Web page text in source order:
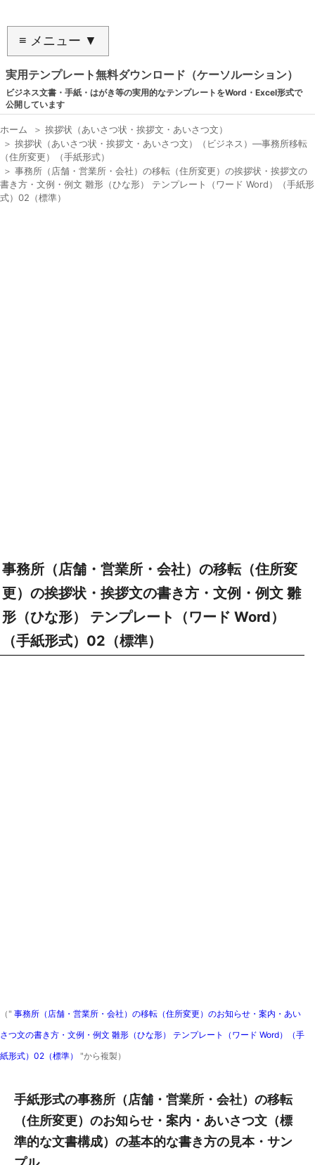
≡ メニュー ▼
実用テンプレート無料ダウンロード（ケーソルーション）
ビジネス文書・手紙・はがき等の実用的なテンプレートをWord・Excel形式で
公開しています
ホーム ＞ 挨拶状（あいさつ状・挨拶文・あいさつ文）
＞ 挨拶状（あいさつ状・挨拶文・あいさつ文）（ビジネス）―事務所移転
（住所変更）（手紙形式）
＞ 事務所（店舗・営業所・会社）の移転（住所変更）の挨拶状・挨拶文の
書き方・文例・例文 雛形（ひな形） テンプレート（ワード Word）（手紙形
式）02（標準）
事務所（店舗・営業所・会社）の移転（住所変
更）の挨拶状・挨拶文の書き方・文例・例文 雛
形（ひな形） テンプレート（ワード Word）
（手紙形式）02（標準）
（" 事務所（店舗・営業所・会社）の移転（住所変更）のお知らせ・案内・あい
さつ文の書き方・文例・例文 雛形（ひな形） テンプレート（ワード Word）（手
紙形式）02（標準） "から複製）
手紙形式の事務所（店舗・営業所・会社）の移転
（住所変更）のお知らせ・案内・あいさつ文（標
準的な文書構成）の基本的な書き方の見本・サン